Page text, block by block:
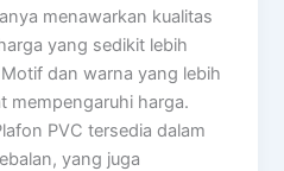
menawarkan kualitas
yang sedikit lebih
dan warna yang lebih
mempengaruhi harga.
PVC tersedia dalam
yang juga